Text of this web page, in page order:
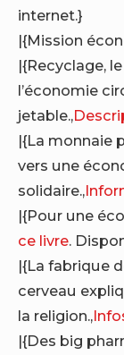
internet.}
|{Mission
|{Recyclage,
l’économie
jetable.,
|{La monnaie
vers une
solidaire.,
|{Pour une
ce livre.
|{La fabrique
cerveau
la religion.,
|{Des big